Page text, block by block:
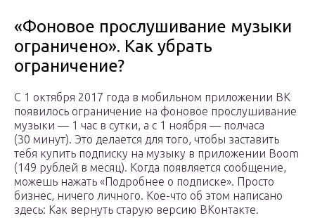
«Фоновое прослушивание музыки
ограничено». Как убрать
ограничение?
С 1 октября 2017 года в мобильном приложении ВК
появилось ограничение на фоновое прослушивание
музыки — 1 час в сутки, а с 1 ноября — полчаса
(30 минут). Это делается для того, чтобы заставить
тебя купить подписку на музыку в приложении Boom
(149 рублей в месяц). Когда появляется сообщение,
можешь нажать «Подробнее о подписке». Просто
бизнес, ничего личного. Кое-что об этом написано
здесь: Как вернуть старую версию ВКонтакте.